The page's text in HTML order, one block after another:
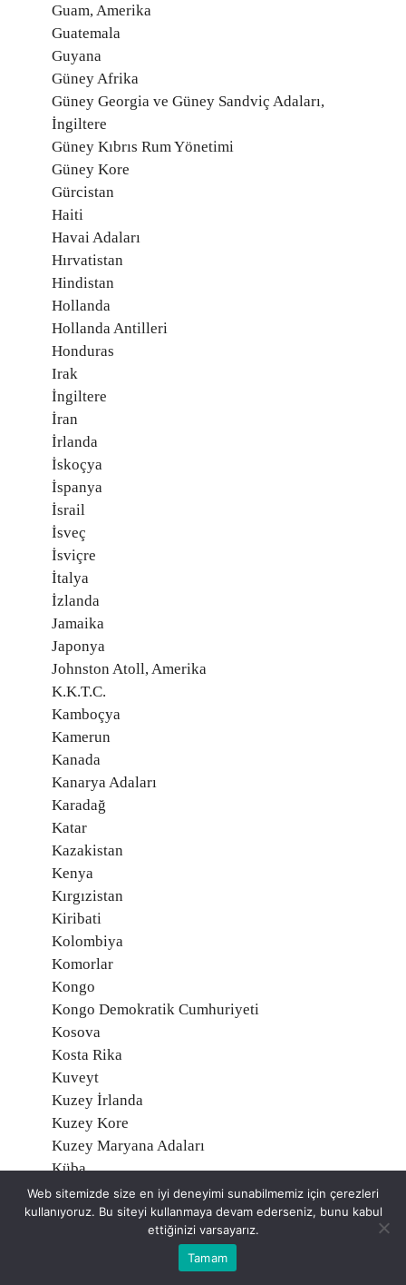
Guam, Amerika
Guatemala
Guyana
Güney Afrika
Güney Georgia ve Güney Sandviç Adaları,
İngiltere
Güney Kıbrıs Rum Yönetimi
Güney Kore
Gürcistan
Haiti
Havai Adaları
Hırvatistan
Hindistan
Hollanda
Hollanda Antilleri
Honduras
Irak
İngiltere
İran
İrlanda
İskoçya
İspanya
İsrail
İsveç
İsviçre
İtalya
İzlanda
Jamaika
Japonya
Johnston Atoll, Amerika
K.K.T.C.
Kamboçya
Kamerun
Kanada
Kanarya Adaları
Karadağ
Katar
Kazakistan
Kenya
Kırgızistan
Kiribati
Kolombiya
Komorlar
Kongo
Kongo Demokratik Cumhuriyeti
Kosova
Kosta Rika
Kuveyt
Kuzey İrlanda
Kuzey Kore
Kuzey Maryana Adaları
Küba
Laos
Lesotho
Web sitemizde size en iyi deneyimi sunabilmemiz için çerezleri
kullanıyoruz. Bu siteyi kullanmaya devam ederseniz, bunu kabul
ettiğinizi varsayarız.
Tamam